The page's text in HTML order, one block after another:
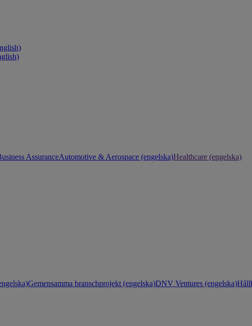
AssuranceAutomotive & Aerospace (engelska)Healthcare (engelska)
Gemensamma branschprojekt (engelska)DNV Ventures (engelska)